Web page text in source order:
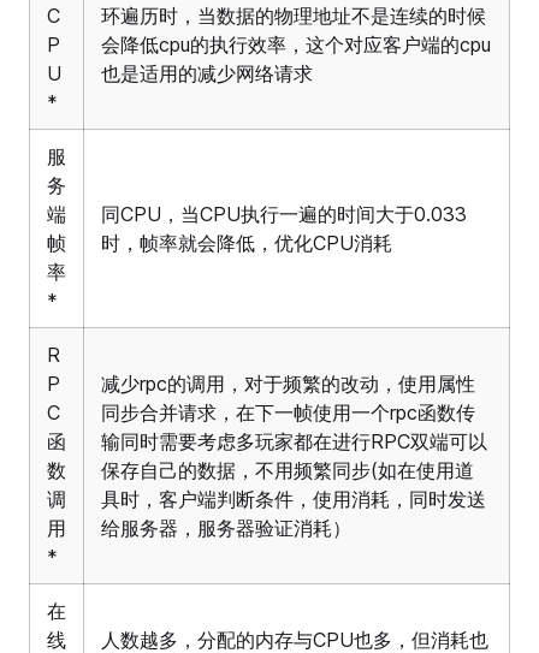
C
P
U
*
环遍历时，当数据的物理地址不是连续的时候
会降低cpu的执行效率，这个对应客户端的cpu
也是适用的减少网络请求
服
务
端
帧
率
*
同CPU，当CPU执行一遍的时间大于0.033
时，帧率就会降低，优化CPU消耗
R
P
C
函
数
调
用
*
减少rpc的调用，对于频繁的改动，使用属性
同步合并请求，在下一帧使用一个rpc函数传
输同时需要考虑多玩家都在进行RPC双端可以
保存自己的数据，不用频繁同步(如在使用道
具时，客户端判断条件，使用消耗，同时发送
给服务器，服务器验证消耗）
在
线
人数越多，分配的内存与CPU也多，但消耗也